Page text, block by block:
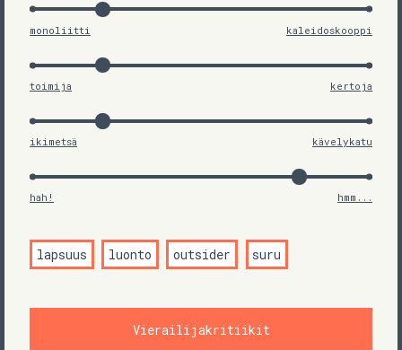
monoliitti kaleidoskooppi
toimija kertoja
ikimetsä kävelykatu
hah! hmm...
lapsuus luonto outsider suru
Vierailijakritiikit